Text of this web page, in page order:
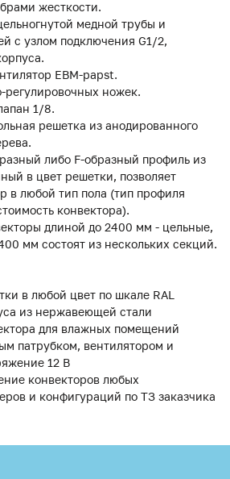
жесткости.
медной трубы и
с узлом подключения G1/2,
EBM-papst.
ножек.
1/8.
решетка из анодированного
либо F-образный профиль из
в цвет решетки, позволяет
в любой тип пола (тип профиля
конвектора).
длиной до 2400 мм - цельные,
мм состоят из нескольких секций.
в любой цвет по шкале RAL
из нержавеющей стали
для влажных помещений
патрубком, вентилятором и
12 В
конвекторов любых
и конфигураций по ТЗ заказчика